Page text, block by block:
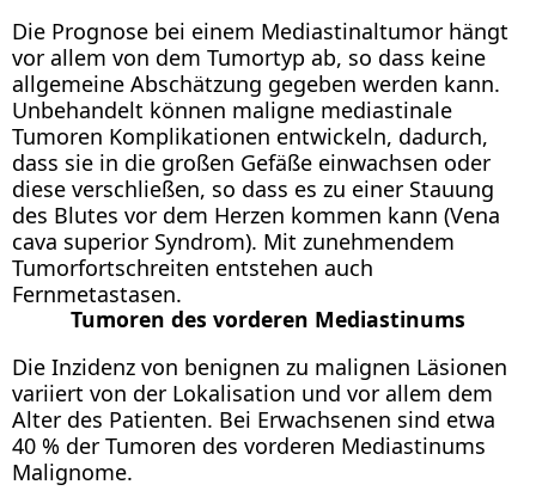
Die Prognose bei einem Mediastinaltumor hängt
vor allem von dem Tumortyp ab, so dass keine
allgemeine Abschätzung gegeben werden kann.
Unbehandelt können maligne mediastinale
Tumoren Komplikationen entwickeln, dadurch,
dass sie in die großen Gefäße einwachsen oder
diese verschließen, so dass es zu einer Stauung
des Blutes vor dem Herzen kommen kann (Vena
cava superior Syndrom). Mit zunehmendem
Tumorfortschreiten entstehen auch
Fernmetastasen.
Tumoren des vorderen Mediastinums
Die Inzidenz von benignen zu malignen Läsionen
variiert von der Lokalisation und vor allem dem
Alter des Patienten. Bei Erwachsenen sind etwa
40 % der Tumoren des vorderen Mediastinums
Malignome.